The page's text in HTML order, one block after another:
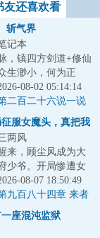
友还喜欢看
斩气界
记本
，镇四方剑道+修仙
生渺小，何为正
！何为磨难！不过
恨...
08-02 05:14:14
二百二十六说一说
服女魔头，真把我
当纨绔？
两风
来，顾尘风成为大
少爷。开局惨遭女
因祸得福，获逆天
功...
08-07 18:50:49
九百八十四章 来者
座混沌监狱